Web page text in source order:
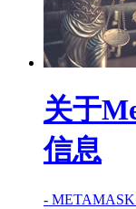
关于
信息
-